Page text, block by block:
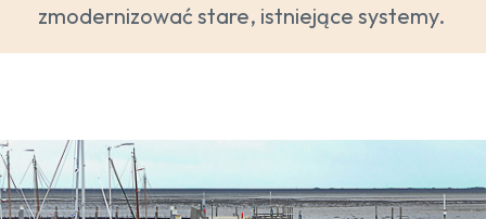
zmodernizować stare, istniejące systemy.